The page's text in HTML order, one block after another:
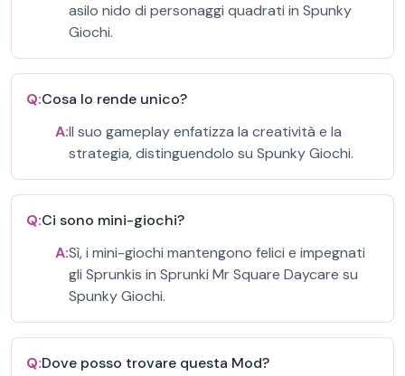
asilo nido di personaggi quadrati in Spunky
Giochi.
Q:Cosa lo rende unico?
A:Il suo gameplay enfatizza la creatività e la
strategia, distinguendolo su Spunky Giochi.
Q:Ci sono mini-giochi?
A:Sì, i mini-giochi mantengono felici e impegnati
gli Sprunkis in Sprunki Mr Square Daycare su
Spunky Giochi.
Q:Dove posso trovare questa Mod?